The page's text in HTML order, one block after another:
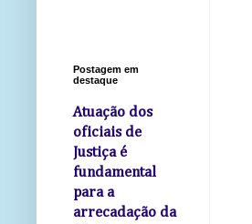
Postagem em
destaque
Atuação dos
oficiais de
Justiça é
fundamental
para a
arrecadação da